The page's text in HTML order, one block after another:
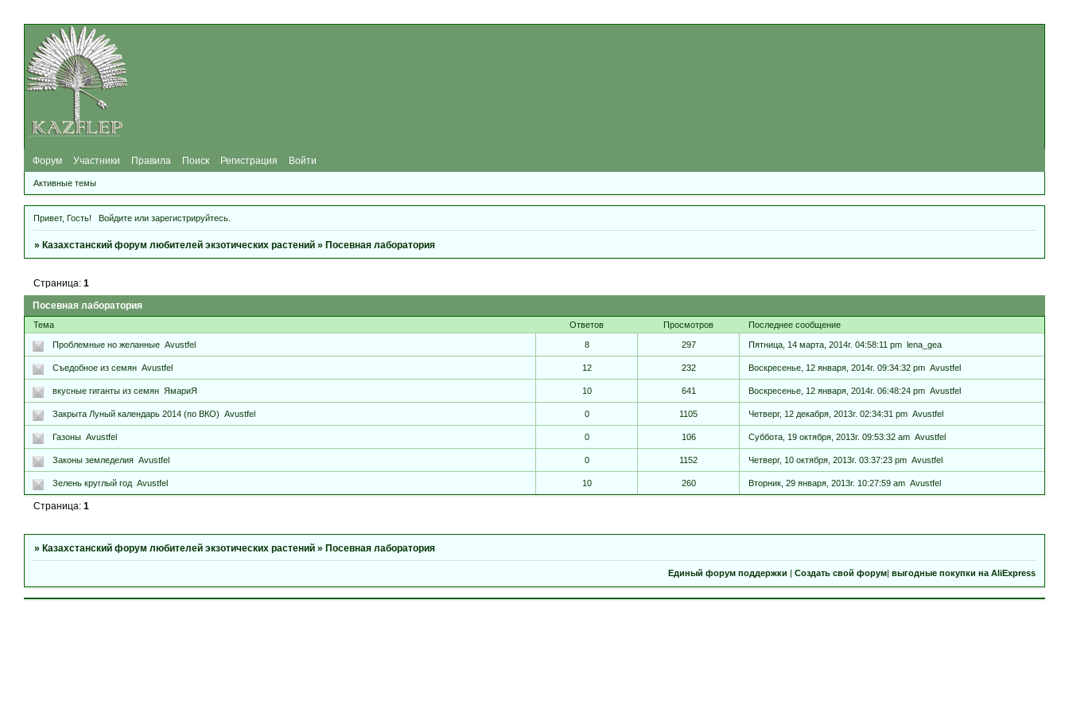
Форум Участники Правила Поиск Регистрация Войти
Активные темы
Привет, Гость! Войдитеили зарегистрируйтесь.
»Казахстанский форум любителей экзотических растений »Посевная лаборатория
Посевная лаборатория
Страница:1
Тема Ответов Просмотров Последнее сообщение
Проблемные но желанные Avustfel 8 297 Пятница, 14 марта, 2014г. 04:58:11 pm lena_gea
Съедобное из семян Avustfel 12 232 Воскресенье, 12 января, 2014г. 09:34:32 pm Avustfel
вкусные гиганты из семян ЯмариЯ 10 641 Воскресенье, 12 января, 2014г. 06:48:24 pm Avustfel
Закрыта Луный календарь 2014 (по ВКО) Avustfel 0 1105 Четверг, 12 декабря, 2013г. 02:34:31 pm Avustfel
Газоны Avustfel 0 106 Суббота, 19 октября, 2013г. 09:53:32 am Avustfel
Законы земледелия Avustfel 0 1152 Четверг, 10 октября, 2013г. 03:37:23 pm Avustfel
Зелень круглый год Avustfel 10 260 Вторник, 29 января, 2013г. 10:27:59 am Avustfel
Страница:1
»Казахстанский форум любителей экзотических растений »Посевная лаборатория
Единый форум поддержки Создать свой форум выгодные покупки на AliExpress